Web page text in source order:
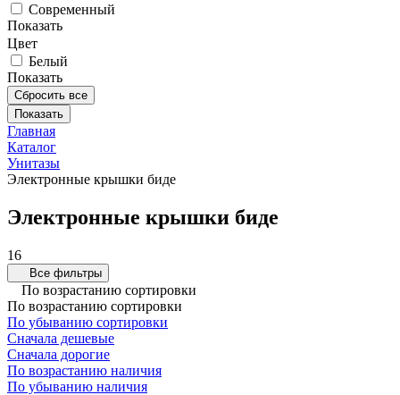
Современный
Показать
Цвет
Белый
Показать
Сбросить все
Главная
Каталог
Унитазы
Электронные крышки биде
Электронные крышки биде
16
Все фильтры
По возрастанию сортировки
По возрастанию сортировки
По убыванию сортировки
Сначала дешевые
Сначала дорогие
По возрастанию наличия
По убыванию наличия